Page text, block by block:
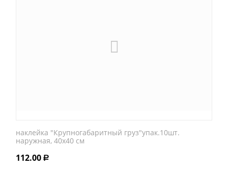
наклейка "Крупногабаритный груз"упак.10шт.
наружная, 40х40 см
112.00 Р